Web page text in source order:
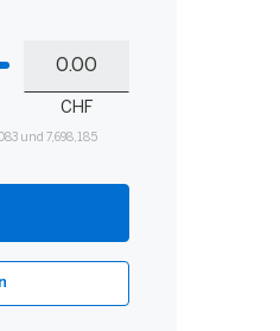
Guthaben
CHF
und 7,698,185